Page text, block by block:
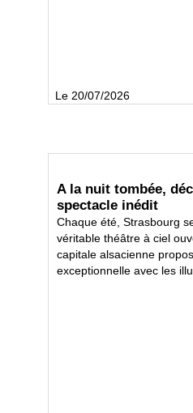
Le 20/07/2026
A la nuit tombée,
spectacle inédit
Chaque été, Strasbourg
véritable théâtre à ciel
capitale alsacienne
exceptionnelle avec les